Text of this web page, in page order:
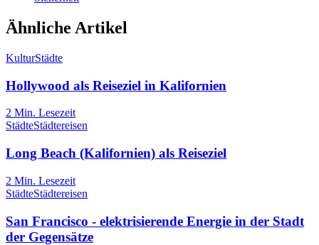
Ähnliche Artikel
KulturStädte
Hollywood als Reiseziel in Kalifornien
2 Min. Lesezeit
StädteStädtereisen
Long Beach (Kalifornien) als Reiseziel
2 Min. Lesezeit
StädteStädtereisen
San Francisco - elektrisierende Energie in der Stadt
der Gegensätze